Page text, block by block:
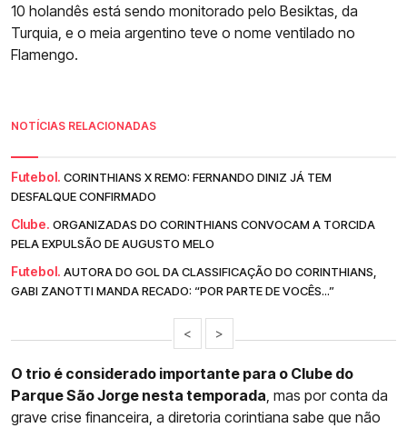
10 holandês está sendo monitorado pelo Besiktas, da
Turquia, e o meia argentino teve o nome ventilado no
Flamengo.
NOTÍCIAS RELACIONADAS
Futebol. CORINTHIANS X REMO: FERNANDO DINIZ JÁ TEM
DESFALQUE CONFIRMADO
Clube. ORGANIZADAS DO CORINTHIANS CONVOCAM A TORCIDA
PELA EXPULSÃO DE AUGUSTO MELO
Futebol. AUTORA DO GOL DA CLASSIFICAÇÃO DO CORINTHIANS,
GABI ZANOTTI MANDA RECADO: “POR PARTE DE VOCÊS...”
< >
O trio é considerado importante para o Clube do
Parque São Jorge nesta temporada, mas por conta da
grave crise financeira, a diretoria corintiana sabe que não